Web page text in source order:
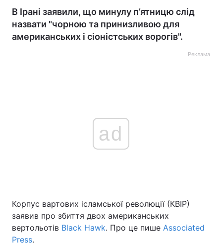
В Ірані заявили, що минулу п’ятницю слід
назвати "чорною та принизливою для
американських і сіоністських ворогів".
Реклама
ad
Корпус вартових ісламської революції (КВІР)
заявив про збиття двох американських
вертольотів Black Hawk. Про це пише Associated
Press.